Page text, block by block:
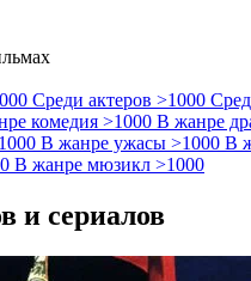
Среди актеров >1000
комедия >1000 В жанре
В жанре ужасы >1000 В
В жанре мюзикл >1000
и сериалов